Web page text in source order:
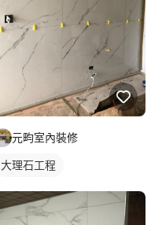
元畇室內裝修
大理石工程